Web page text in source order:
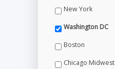
New York
Washington DC
Boston
Chicago Midwest